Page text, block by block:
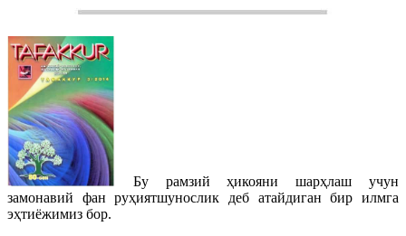
Бу рамзий ҳикояни шарҳлаш учун
замонавий фан руҳиятшунослик деб атайдиган бир илмга
эҳтиёжимиз бор.